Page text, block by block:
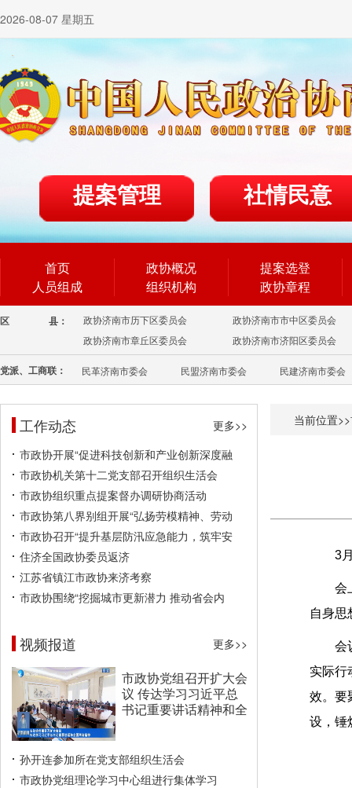
2026-08-07 星期五
提案管理 社情民意
首页
人员组成
政协概况
组织机构
提案选登
政协章程
区 县： 政协济南市历下区委员会
政协济南市市中区委员会
政协济南市章丘区委员会
政协济南市济阳区委员会
党派、工商联： 民革济南市委会 民盟济南市委会 民建济南市委会
工作动态
更多>>
市政协开展“促进科技创新和产业创新深度融
市政协机关第十二党支部召开组织生活会
市政协组织重点提案督办调研协商活动
市政协第八界别组开展“弘扬劳模精神、劳动
市政协召开“提升基层防汛应急能力，筑牢安
住济全国政协委员返济
江苏省镇江市政协来济考察
市政协围绕“挖掘城市更新潜力 推动省会内
视频报道 更多>>
市政协党组召开扩大会
议 传达学习习近平总
书记重要讲话精神和全
孙开连参加所在党支部组织生活会
市政协党组理论学习中心组进行集体学习
当前位置>>
3
会
自身思
会
实际行
效。要
设，锤